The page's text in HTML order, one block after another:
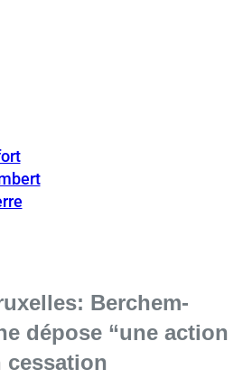
Berchem-
dépose “une action
cessation